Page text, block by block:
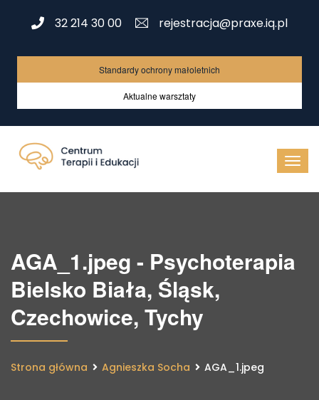
32 214 30 00 rejestracja@praxe.iq.pl
Standardy ochrony małoletnich
Aktualne warsztaty
AGA_1.jpeg - Psychoterapia
Bielsko Biała, Śląsk,
Czechowice, Tychy
Strona główna Agnieszka Socha AGA_1.jpeg